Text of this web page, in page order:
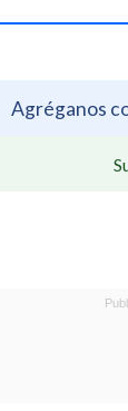
Agréganos